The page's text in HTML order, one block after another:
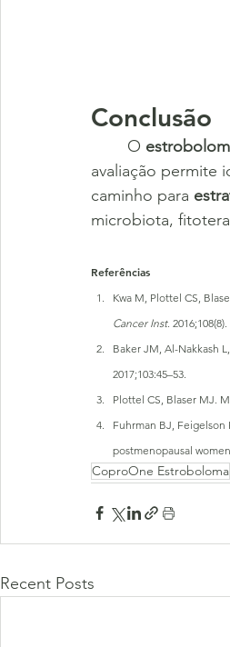
Conclusão
	O
avaliação permite
caminho para
microbiota,
Referências
Kwa M, Plottel CS,
Cancer Inst. 2016;108(8).
Baker JM, Al-Nakkash
2017;103:45–53.
Plottel CS, Blaser MJ.
Fuhrman BJ,
postmenopausal women.
CoproOne Estroboloma
Recent Posts